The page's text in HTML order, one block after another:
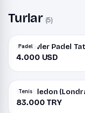
Turlar (5)
Padel
Maldivler Padel
4.000 USD
Tenis
Wimbledon
83.000 TRY